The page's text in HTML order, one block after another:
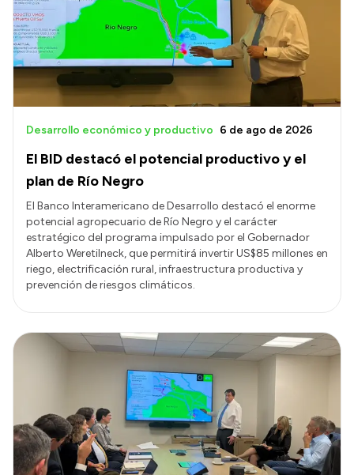
El BID destacó el potencial productivo y el
plan de Río Negro
Desarrollo económico y productivo 6 de ago de 2026
El Banco Interamericano de Desarrollo destacó el enorme
potencial agropecuario de Río Negro y el carácter
estratégico del programa impulsado por el Gobernador
Alberto Weretilneck, que permitirá invertir US$85 millones en
riego, electrificación rural, infraestructura productiva y
prevención de riesgos climáticos.